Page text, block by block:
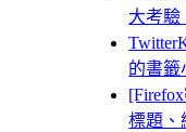
大考驗
的書籤
標題、